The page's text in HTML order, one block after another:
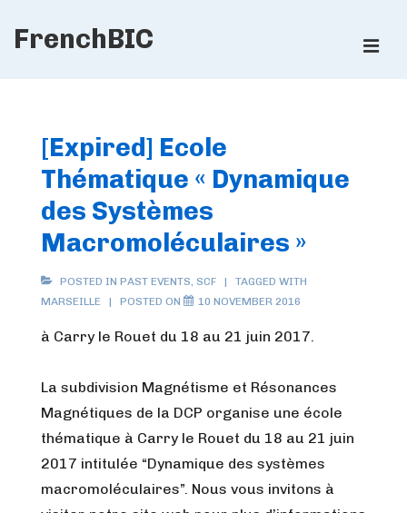
SkipFrenchBIC
[Expired] Ecole
Thématique « Dynamique
des Systèmes
Macromoléculaires »
POSTED IN PAST EVENTS, SCF
TAGGED WITH
MARSEILLE
POSTED ON 10 NOVEMBER 2016
à Carry le Rouet du 18 au 21 juin 2017.
La subdivision Magnétisme et Résonances
Magnétiques de la DCP organise une école
thématique à Carry le Rouet du 18 au 21 juin
2017 intitulée “Dynamique des systèmes
macromoléculaires”. Nous vous invitons à